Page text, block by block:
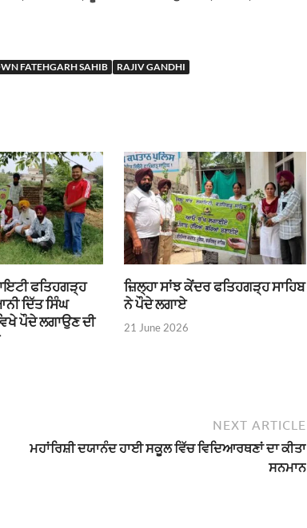
FATEHGARH SAHIB RAJIV GANDHI
ਫਤਿਹਗੜ੍ਹ
ਦਿੱਤ ਸਿੰਘ
ਪੌਦੇ ਲਗਾਉਣ ਦੀ
ਜ਼ਿਲ੍ਹਾ ਸਾਂਝ ਕੇਂਦਰ ਫਤਿਹਗੜ੍ਹ ਸਾਹਿਬ
ਨੇ ਪੌਦੇ ਲਗਾਏ
21 June 2026
NEXT ARTICLE
ਮਹਾਂਰਿਸ਼ੀ ਦਯਾਨੰਦ ਹਾਈ ਸਕੂਲ ਵਿੱਚ ਵਿਦਿਆਰਥਣਾਂ ਦਾ ਕੀਤਾ
ਸਨਮਾਨ